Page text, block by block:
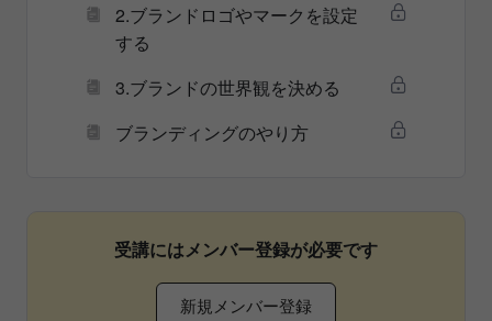
2.ブランドロゴやマークを設定
する
3.ブランドの世界観を決める
ブランディングのやり方
受講にはメンバー登録が必要です
新規メンバー登録